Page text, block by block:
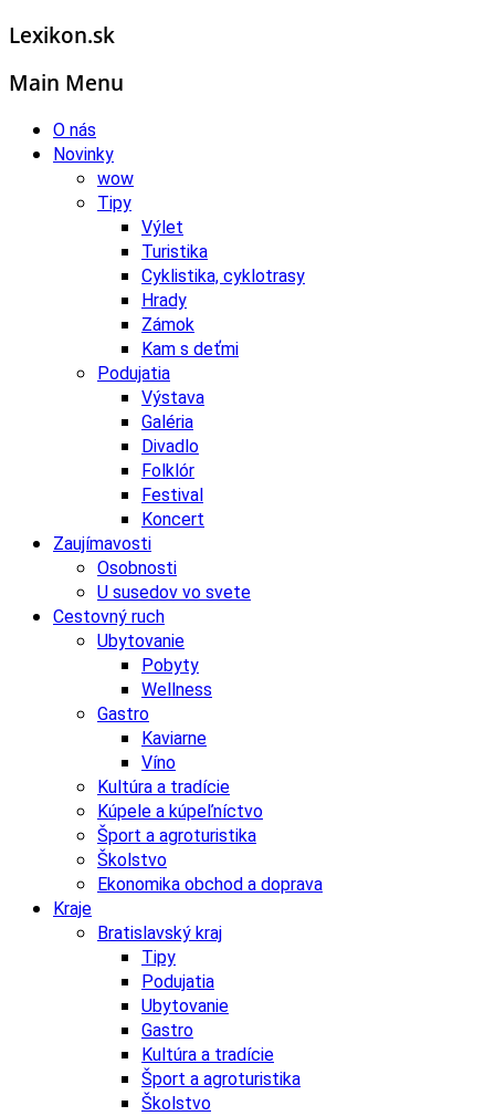
Lexikon.sk
Main Menu
O nás
Novinky
wow
Tipy
Výlet
Turistika
Cyklistika, cyklotrasy
Hrady
Zámok
Kam s deťmi
Podujatia
Výstava
Galéria
Divadlo
Folklór
Festival
Koncert
Zaujímavosti
Osobnosti
U susedov vo svete
Cestovný ruch
Ubytovanie
Pobyty
Wellness
Gastro
Kaviarne
Víno
Kultúra a tradície
Kúpele a kúpeľníctvo
Šport a agroturistika
Školstvo
Ekonomika obchod a doprava
Kraje
Bratislavský kraj
Tipy
Podujatia
Ubytovanie
Gastro
Kultúra a tradície
Šport a agroturistika
Školstvo